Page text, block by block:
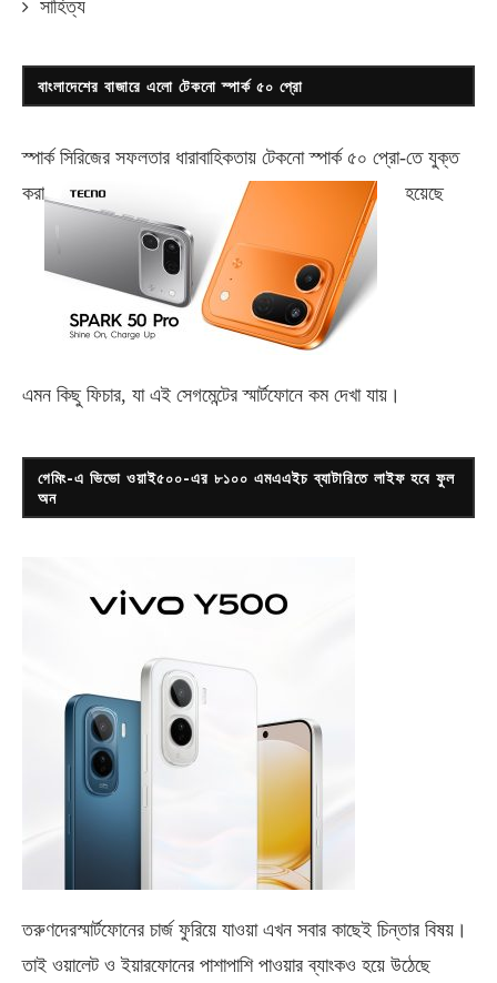
সাহিত্য
বাংলাদেশের বাজারে এলো টেকনো স্পার্ক ৫০ প্রো
স্পার্ক সিরিজের সফলতার ধারাবাহিকতায় টেকনোস্পার্ক ৫০ প্রো-তে যুক্ত
করা
হয়েছে
এমন কিছু ফিচার, যা এই সেগমেন্টের স্মার্টফোনে কম দেখা যায়।
গেমিং-এ ভিভো ওয়াই৫০০-এর ৮১০০ এমএএইচ ব্যাটারিতে লাইফ হবে ফুল
অন
তরুণদেরস্মার্টফোনের চার্জ ফুরিয়ে যাওয়া এখন সবার কাছেই চিন্তার বিষয়।
তাই ওয়ালেট ও ইয়ারফোনের পাশাপাশি পাওয়ার ব্যাংকও হয়ে উঠেছে